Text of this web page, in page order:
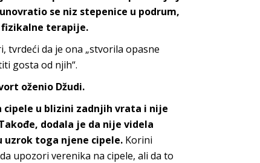
se niz stepenice u podrum,
fizikalne terapije.
tvrdeći da je ona „stvorila opasne
gosta od njih“.
oženio Džudi.
cipele u blizini zadnjih vrata i nije
dodala je da nije videla
uzrok toga njene cipele. Korini
upozori verenika na cipele, ali da to